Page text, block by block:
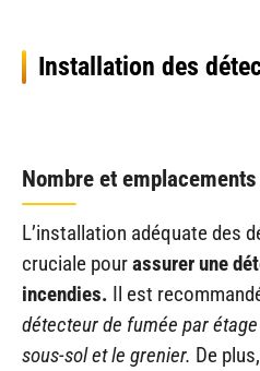
Installation des
Nombre et
L’installation adéquate des
cruciale pourassurer une
incendies. Il est
détecteur de fumée par
sous-sol et le grenier. De